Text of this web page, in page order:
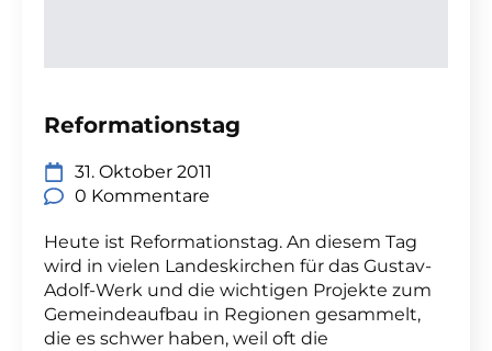
Reformationstag
31. Oktober 2011
0 Kommentare
Heute ist Reformationstag. An diesem Tag
wird in vielen Landeskirchen für das Gustav-
Adolf-Werk und die wichtigen Projekte zum
Gemeindeaufbau in Regionen gesammelt,
die es schwer haben, weil oft die